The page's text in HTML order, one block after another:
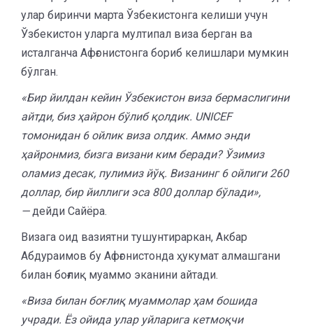
улар биринчи марта Ўзбекистонга келиши учун
Ўзбекистон уларга мултипал виза берган ва
исталганча Афғонистонга бориб келишлари мумкин
бўлган.
«Бир йилдан кейин Ўзбекистон виза бермаслигини
айтди, биз ҳайрон бўлиб қолдик. UNICEF
томонидан 6 ойлик виза олдик. Аммо энди
ҳайронмиз, бизга визани ким беради? Ўзимиз
оламиз десак, пулимиз йўқ. Визанинг 6 ойлиги 260
доллар, бир йиллиги эса 800 доллар бўлади»,
—дейди Сайёра.
Визага оид вазиятни тушунтираркан, Акбар
Абдураимов бу Афғонистонда ҳукумат алмашгани
билан боғлиқ муаммо эканини айтади.
«Виза билан боғлиқ муаммолар ҳам бошида
учради. Ёз ойида улар уйларига кетмоқчи